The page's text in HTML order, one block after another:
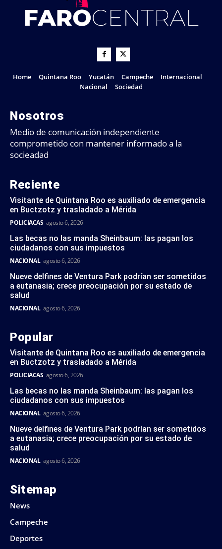
Home Quintana Roo Yucatán Campeche
Internacional
Nacional
Sociedad
Nosotros
Medio de comunicación independiente
comprometido con mantener informado a la
socieadad
Reciente
Visitante de Quintana Roo es auxiliado de emergencia
en Buctzotz y trasladado a Mérida
POLICIACAS agosto 6, 2026
Las becas no las manda Sheinbaum: las pagan los
ciudadanos con sus impuestos
NACIONAL agosto 6, 2026
Nueve delfines de Ventura Park podrían ser sometidos
a eutanasia; crece preocupación por su estado de
salud
NACIONAL agosto 6, 2026
Popular
Visitante de Quintana Roo es auxiliado de emergencia
en Buctzotz y trasladado a Mérida
POLICIACAS agosto 6, 2026
Las becas no las manda Sheinbaum: las pagan los
ciudadanos con sus impuestos
NACIONAL agosto 6, 2026
Nueve delfines de Ventura Park podrían ser sometidos
a eutanasia; crece preocupación por su estado de
salud
NACIONAL agosto 6, 2026
Sitemap
News
Campeche
Deportes